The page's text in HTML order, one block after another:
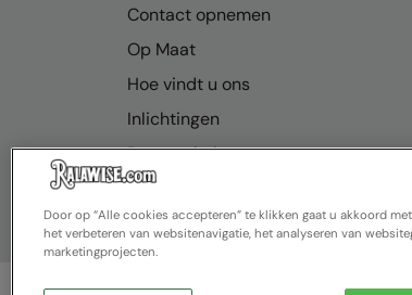
Contact opnemen
Op Maat
Hoe vindt u ons
Inlichtingen
Bronnenhub
FAQ
Door op “Alle cookies accepteren” te klikken gaat u akkoord
het verbeteren van websitenavigatie, het analyseren van
marketingprojecten.